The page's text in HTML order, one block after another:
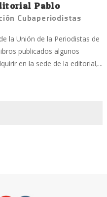
Pablo
Cubaperiodistas
la Unión de la Periodistas de
publicados algunos
en la sede de la editorial,...